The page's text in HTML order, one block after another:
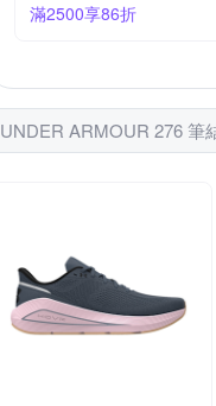
滿2500享86折
UNDER ARMOUR 276 筆